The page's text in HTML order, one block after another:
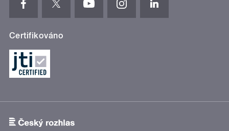
Certifikováno